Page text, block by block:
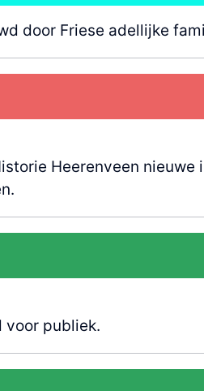
door Friese adellijke
Heerenveen
voor publiek.